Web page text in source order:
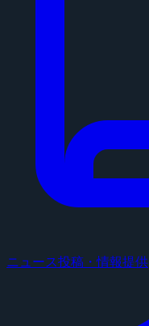
ニュース投稿・情報提供